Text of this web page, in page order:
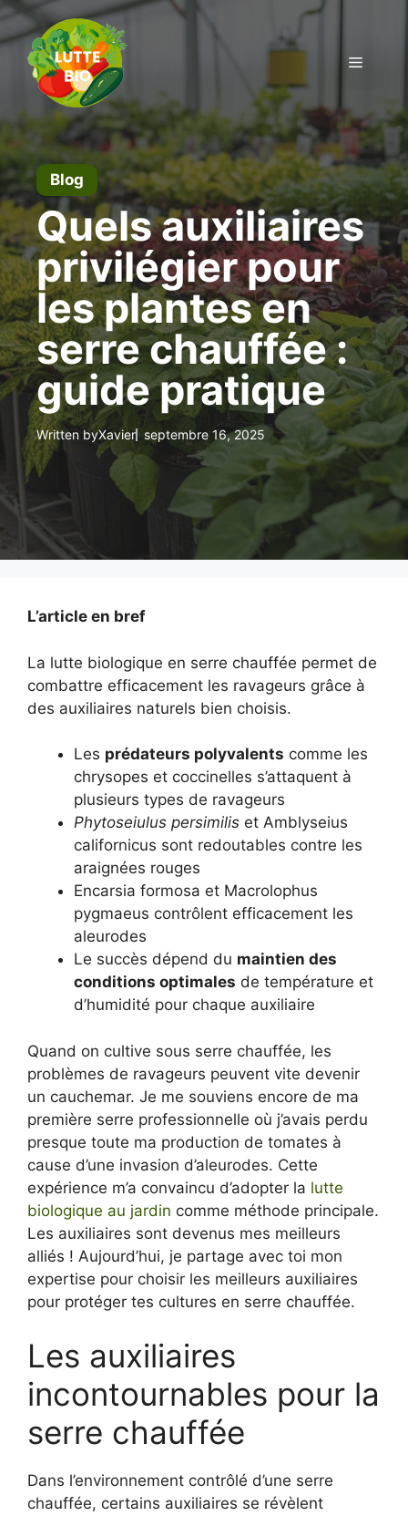
Aller
au
contenu
Menu
Blog
Quels auxiliaires
privilégier pour
les plantes en
serre chauffée :
guide pratique
Written byXavier septembre 16, 2025
L’article en bref
La lutte biologique en serre chauffée permet de
combattre efficacement les ravageurs grâce à
des auxiliaires naturels bien choisis.
Les prédateurs polyvalents comme les
chrysopes et coccinelles s’attaquent à
plusieurs types de ravageurs
Phytoseiulus persimilis et Amblyseius
californicus sont redoutables contre les
araignées rouges
Encarsia formosa et Macrolophus
pygmaeus contrôlent efficacement les
aleurodes
Le succès dépend du maintien des
conditions optimales de température et
d’humidité pour chaque auxiliaire
Quand on cultive sous serre chauffée, les
problèmes de ravageurs peuvent vite devenir
un cauchemar. Je me souviens encore de ma
première serre professionnelle où j’avais perdu
presque toute ma production de tomates à
cause d’une invasion d’aleurodes. Cette
expérience m’a convaincu d’adopter la lutte
biologique au jardin comme méthode principale.
Les auxiliaires sont devenus mes meilleurs
alliés ! Aujourd’hui, je partage avec toi mon
expertise pour choisir les meilleurs auxiliaires
pour protéger tes cultures en serre chauffée.
Les auxiliaires
incontournables pour la
serre chauffée
Dans l’environnement contrôlé d’une serre
chauffée, certains auxiliaires se révèlent